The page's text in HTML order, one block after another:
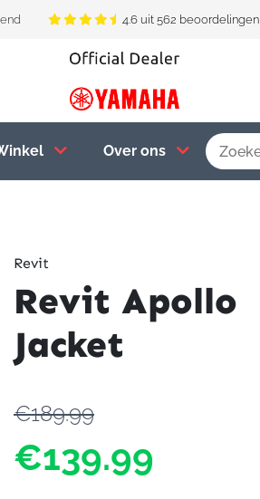
4.6 uit 562 beoordelingen
Over ons
Revit
Revit Apollo
Jacket
€189.99
€139.99